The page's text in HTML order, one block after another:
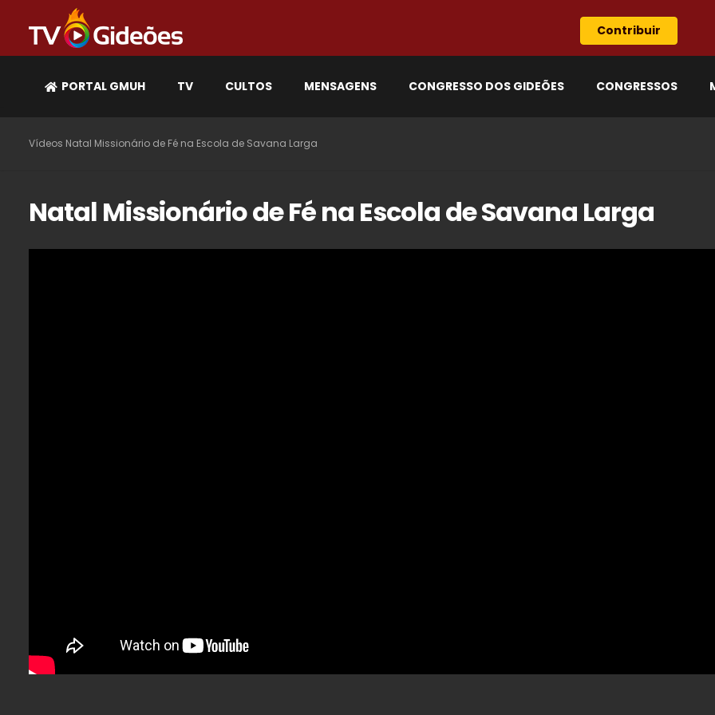
Contribuir
PORTAL GMUH TV CULTOS MENSAGENS CONGRESSO DOS GIDEÕES CONGRESSOS
Vídeos Natal Missionário de Fé na Escola de Savana Larga
Natal Missionário de Fé na Escola de Savana Larga